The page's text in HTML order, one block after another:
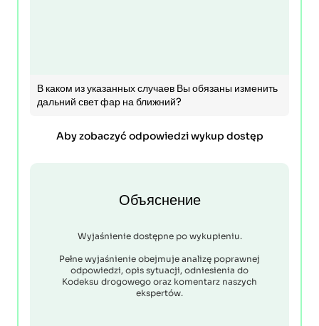
В каком из указанных случаев Вы обязаны изменить
дальний свет фар на ближний?
Aby zobaczyć odpowiedzi wykup dostęp
Объяснение
Wyjaśnienie dostępne po wykupieniu.
Pełne wyjaśnienie obejmuje analizę poprawnej
odpowiedzi, opis sytuacji, odniesienia do
Kodeksu drogowego oraz komentarz naszych
ekspertów.